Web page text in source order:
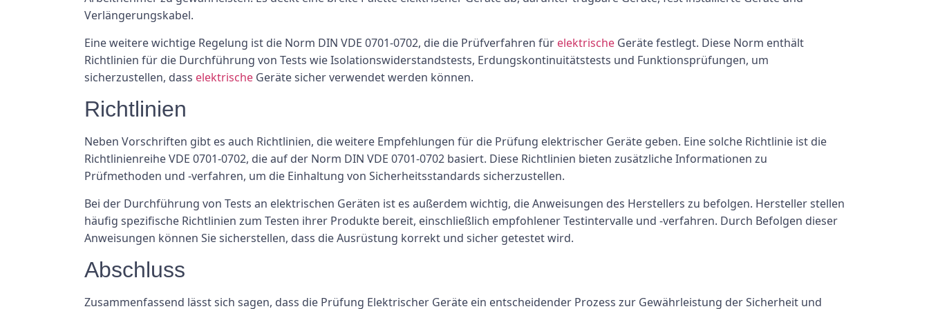
Verlängerungskabel.
Eine weitere wichtige Regelung ist die Norm DIN VDE 0701-0702, die die Prüfverfahren für elektrische Geräte festlegt. Diese Norm enthält
Richtlinien für die Durchführung von Tests wie Isolationswiderstandstests, Erdungskontinuitätstests und Funktionsprüfungen, um
sicherzustellen, dass elektrische Geräte sicher verwendet werden können.
Richtlinien
Neben Vorschriften gibt es auch Richtlinien, die weitere Empfehlungen für die Prüfung elektrischer Geräte geben. Eine solche Richtlinie ist die
Richtlinienreihe VDE 0701-0702, die auf der Norm DIN VDE 0701-0702 basiert. Diese Richtlinien bieten zusätzliche Informationen zu
Prüfmethoden und -verfahren, um die Einhaltung von Sicherheitsstandards sicherzustellen.
Bei der Durchführung von Tests an elektrischen Geräten ist es außerdem wichtig, die Anweisungen des Herstellers zu befolgen. Hersteller stellen
häufig spezifische Richtlinien zum Testen ihrer Produkte bereit, einschließlich empfohlener Testintervalle und -verfahren. Durch Befolgen dieser
Anweisungen können Sie sicherstellen, dass die Ausrüstung korrekt und sicher getestet wird.
Abschluss
Zusammenfassend lässt sich sagen, dass die Prüfung Elektrischer Geräte ein entscheidender Prozess zur Gewährleistung der Sicherheit und